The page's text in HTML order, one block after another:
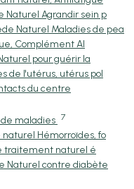
Naturel Agrandir sein p
Naturel Maladies de pea
Complément Al
pour guérir la
de l'utérus, utérus pol
du centre
de maladies 7
Hémorroïdes, fo
traitement naturel é
Naturel contre diabète